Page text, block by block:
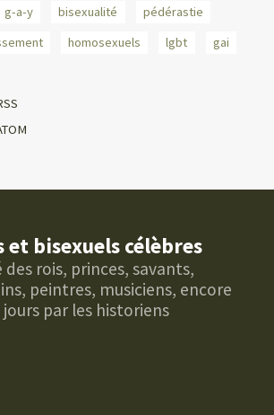
g-a-y bisexualité
pédérastie
homosexuels lgbt gai
et bisexuels célèbres
rois, princes, savants,
peintres, musiciens, encore
par les historiens